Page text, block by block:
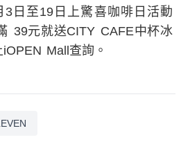
日至19日上驚喜咖啡日活動
39元就送CITY CAFE中杯冰
Mall查詢。